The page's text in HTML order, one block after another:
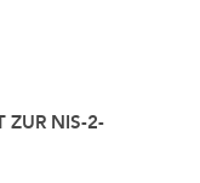
ZUR NIS-2-